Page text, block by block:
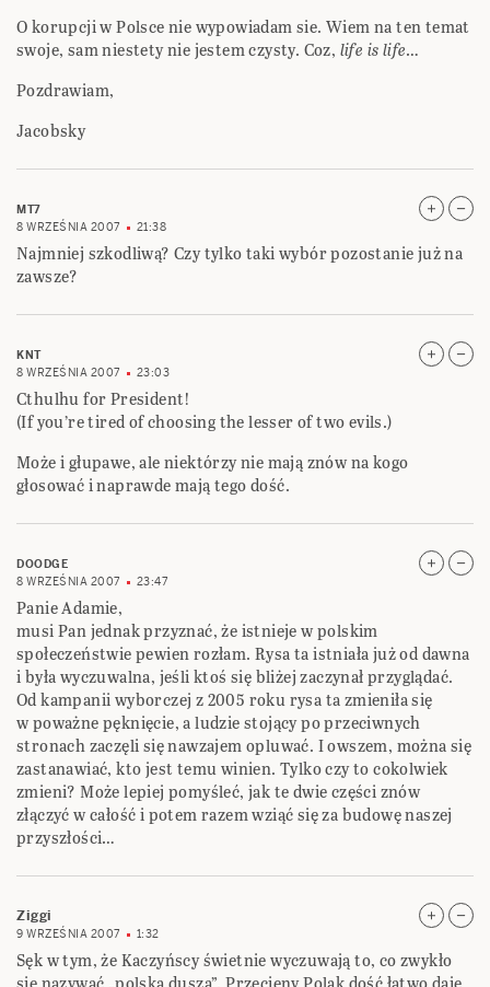
O korupcji w Polsce nie wypowiadam sie. Wiem na ten temat
swoje, sam niestety nie jestem czysty. Coz, life is life…
Pozdrawiam,
Jacobsky
MT7
8 WRZEŚNIA 2007
21:38
Najmniej szkodliwą? Czy tylko taki wybór pozostanie już na
zawsze?
KNT
8 WRZEŚNIA 2007
23:03
Cthulhu for President!
(If you’re tired of choosing the lesser of two evils.)
Może i głupawe, ale niektórzy nie mają znów na kogo
głosować i naprawde mają tego dość.
DOODGE
8 WRZEŚNIA 2007
23:47
Panie Adamie,
musi Pan jednak przyznać, że istnieje w polskim
społeczeństwie pewien rozłam. Rysa ta istniała już od dawna
i była wyczuwalna, jeśli ktoś się bliżej zaczynał przyglądać.
Od kampanii wyborczej z 2005 roku rysa ta zmieniła się
w poważne pęknięcie, a ludzie stojący po przeciwnych
stronach zaczęli się nawzajem opluwać. I owszem, można się
zastanawiać, kto jest temu winien. Tylko czy to cokolwiek
zmieni? Może lepiej pomyśleć, jak te dwie części znów
złączyć w całość i potem razem wziąć się za budowę naszej
przyszłości…
Ziggi
9 WRZEŚNIA 2007 1:32
Sęk w tym, że Kaczyńscy świetnie wyczuwają to, co zwykło